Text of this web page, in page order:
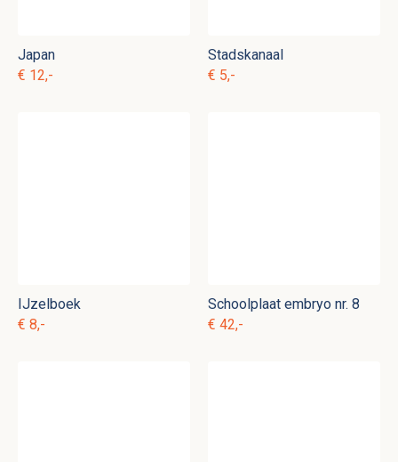
Japan
€ 12,-
Stadskanaal
€ 5,-
IJzelboek
€ 8,-
Schoolplaat embryo nr. 8
€ 42,-